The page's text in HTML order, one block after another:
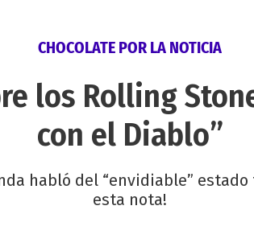
CHOCOLATE POR LA NOTICIA
los Rolling
con el Diablo”
habló del “envidiable”
esta nota!